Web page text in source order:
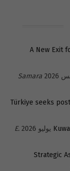
A New Exit
Samara
Türkiye seeks
E.
Strategic